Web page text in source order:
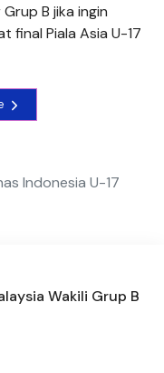
B jika ingin
final Piala Asia U-17
Indonesia U-17
Wakili Grup B